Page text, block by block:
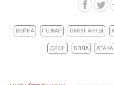
ВОЙНА ПОЖАР ОККУПАНТЫ
ДРОН БПЛА АТАКА